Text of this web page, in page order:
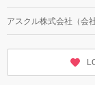
アスクル株式会社（会